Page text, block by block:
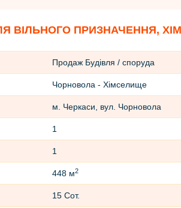
ВІЛЬНОГО ПРИЗНАЧЕННЯ,
Продаж Будівля / споруда
Чорновола - Хімселище
м. Черкаси, вул. Чорновола
1
1
448 м2
15 Сот.